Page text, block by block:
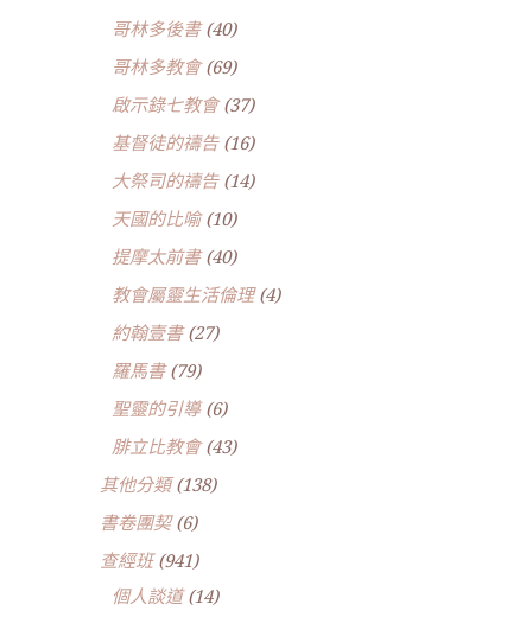
哥林多後書(40)
哥林多教會(69)
啟示錄七教會(37)
基督徒的禱告(16)
大祭司的禱告(14)
天國的比喻(10)
提摩太前書(40)
教會屬靈生活倫理(4)
約翰壹書(27)
羅馬書(79)
聖靈的引導(6)
腓立比教會(43)
其他分類(138)
書卷團契(6)
查經班(941)
個人談道(14)